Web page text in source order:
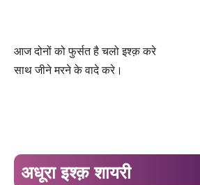
आज दोनों को फुर्सत है चलो इश्क़ करे
साथ जीने मरने के वादे करे।
अधूरा इश्क़ शायरी